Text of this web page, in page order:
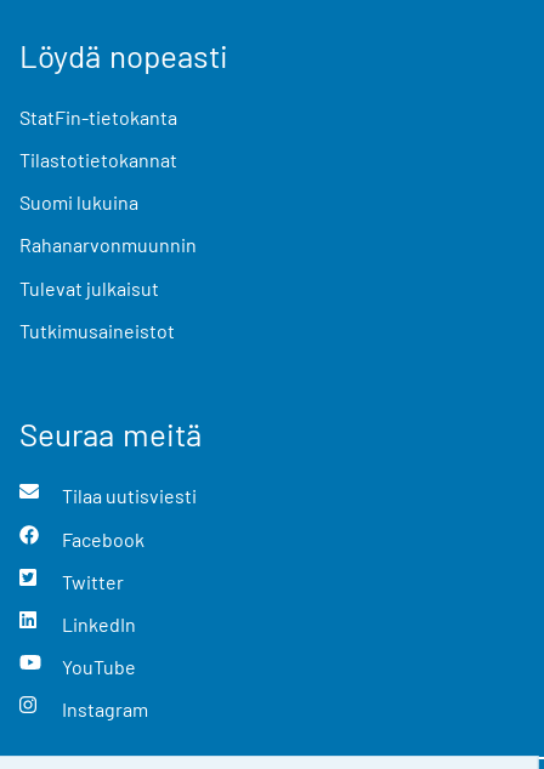
Löydä nopeasti
StatFin-tietokanta
Tilastotietokannat
Suomi lukuina
Rahanarvonmuunnin
Tulevat julkaisut
Tutkimusaineistot
Seuraa meitä
Tilaa uutisviesti
Facebook
Twitter
LinkedIn
YouTube
Instagram